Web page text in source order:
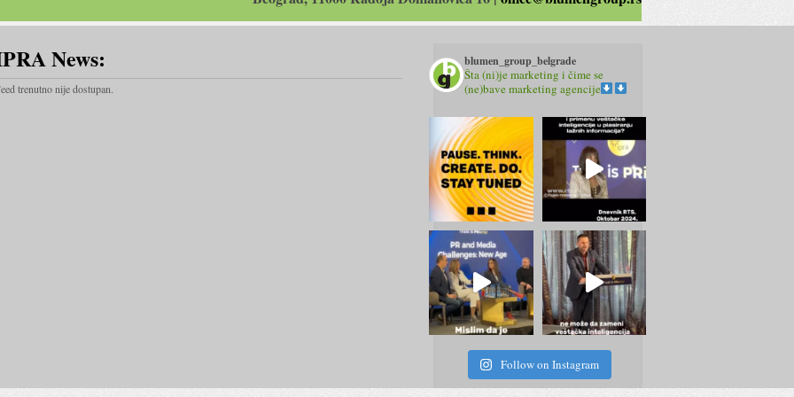
News:
trenutno nije dostupan.
blumen_group_belgrade
Šta (ni)je marketing i čime se
(ne)bave marketing agencije
Follow on Instagram